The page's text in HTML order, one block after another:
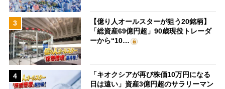
3
【億り人オールスターが狙う20銘柄】
「総資産69億円超」90歳現役トレーダ
ーから“10…
4
「キオクシアが再び株価10万円になる
日は遠い」資産3億円超のサラリーマン